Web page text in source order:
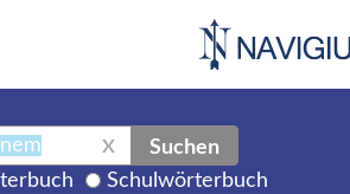
X Suchen
Schulwörterbuch